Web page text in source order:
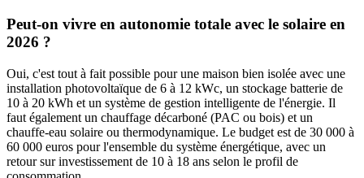
Peut-on vivre en autonomie totale avec le solaire en
2026 ?
Oui, c'est tout à fait possible pour une maison bien isolée avec une
installation photovoltaïque de 6 à 12 kWc, un stockage batterie de
10 à 20 kWh et un système de gestion intelligente de l'énergie. Il
faut également un chauffage décarboné (PAC ou bois) et un
chauffe-eau solaire ou thermodynamique. Le budget est de 30 000 à
60 000 euros pour l'ensemble du système énergétique, avec un
retour sur investissement de 10 à 18 ans selon le profil de